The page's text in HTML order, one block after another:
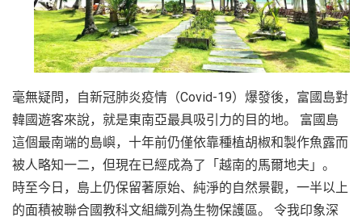
毫無疑問，自新冠肺炎疫情（Covid-19）爆發後，富國島對
韓國遊客來說，就是東南亞最具吸引力的目的地。 富國島
這個最南端的島嶼，十年前仍僅依靠種植胡椒和製作魚露而
被人略知一二，但現在已經成為了「越南的馬爾地夫」。
時至今日，島上仍保留著原始、純淨的自然景觀，一半以上
的面積被聯合國教科文組織列為生物保護區。 令我印象深